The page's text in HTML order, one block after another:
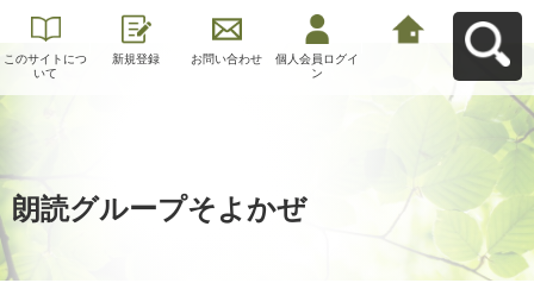
このサイトにつ
いて
新規登録 お問い合わせ
個人会員ログイ
ン
朗読グループそよかぜ